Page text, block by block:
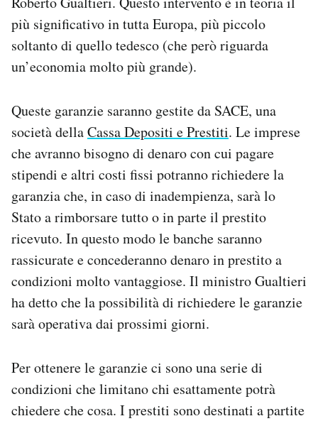
più significativo in tutta Europa, più piccolo
soltanto di quello tedesco (che però riguarda
un’economia molto più grande).
Queste garanzie saranno gestite da SACE, una
società dellaCassa Depositi e Prestiti. Le imprese
che avranno bisogno di denaro con cui pagare
stipendi e altri costi fissi potranno richiedere la
garanzia che, in caso di inadempienza, sarà lo
Stato a rimborsare tutto o in parte il prestito
ricevuto. In questo modo le banche saranno
rassicurate e concederanno denaro in prestito a
condizioni molto vantaggiose. Il ministro Gualtieri
ha detto che la possibilità di richiedere le garanzie
sarà operativa dai prossimi giorni.
Per ottenere le garanzie ci sono una serie di
condizioni che limitano chi esattamente potrà
chiedere che cosa. I prestiti sono destinati a partite